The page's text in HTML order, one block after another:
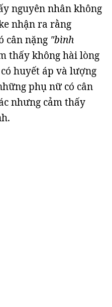
nguyên nhân không
nhận ra rằng
cân nặng "bình
thấy không hài lòng
huyết áp và lượng
phụ nữ có cân
nhưng cảm thấy